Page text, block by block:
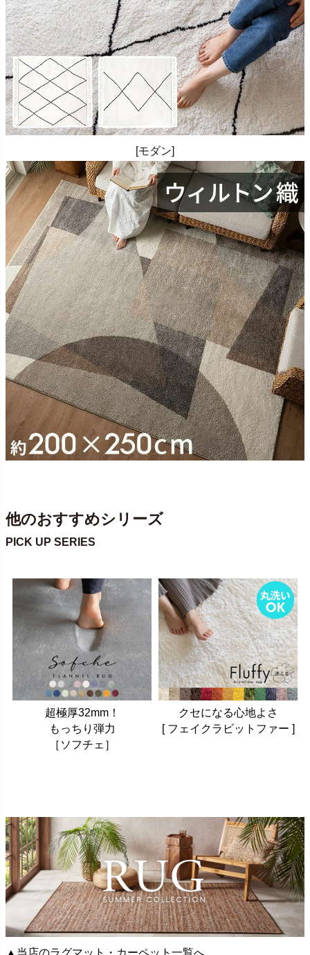
[モダン]
他のおすすめシリーズ
PICK UP SERIES
超極厚32mm！
もっちり弾力
［ソフチェ］
クセになる心地よさ
[ フェイクラビットファー ]